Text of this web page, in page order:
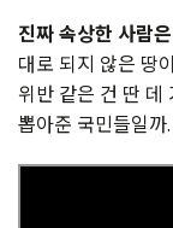
진짜 속상한 사람
대로 되지 않은 땅
위반 같은 건 딴 데
뽑아준 국민들일까.